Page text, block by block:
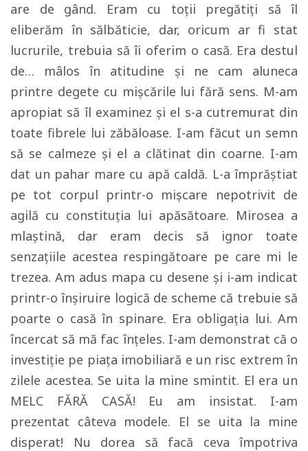
are de gând. Eram cu toții pregătiți să îl
eliberăm în sălbăticie, dar, oricum ar fi stat
lucrurile, trebuia să îi oferim o casă. Era destul
de… mâlos în atitudine și ne cam aluneca
printre degete cu mișcările lui fără sens. M-am
apropiat să îl examinez și el s-a cutremurat din
toate fibrele lui zăbăloase. I-am făcut un semn
să se calmeze și el a clătinat din coarne. I-am
dat un pahar mare cu apă caldă. L-a împrăștiat
pe tot corpul printr-o mișcare nepotrivit de
agilă cu constituția lui apăsătoare. Mirosea a
mlaștină, dar eram decis să ignor toate
senzațiile acestea respingătoare pe care mi le
trezea. Am adus mapa cu desene și i-am indicat
printr-o înșiruire logică de scheme că trebuie să
poarte o casă în spinare. Era obligația lui. Am
încercat să mă fac înțeles. I-am demonstrat că o
investiție pe piața imobiliară e un risc extrem în
zilele acestea. Se uita la mine smintit. El era un
MELC FĂRĂ CASĂ! Eu am insistat. I-am
prezentat câteva modele. El se uita la mine
disperat! Nu dorea să facă ceva împotriva